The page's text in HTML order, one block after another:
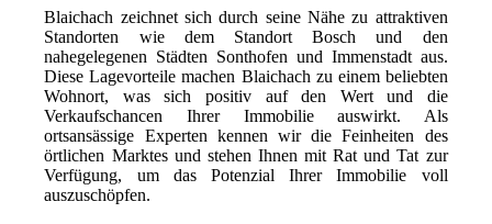
Blaichach zeichnet sich durch seine Nähe zu attraktiven
Standorten wie dem Standort Bosch und den
nahegelegenen Städten Sonthofen und Immenstadt aus.
Diese Lagevorteile machen Blaichach zu einem beliebten
Wohnort, was sich positiv auf den Wert und die
Verkaufschancen Ihrer Immobilie auswirkt. Als
ortsansässige Experten kennen wir die Feinheiten des
örtlichen Marktes und stehen Ihnen mit Rat und Tat zur
Verfügung, um das Potenzial Ihrer Immobilie voll
auszuschöpfen.